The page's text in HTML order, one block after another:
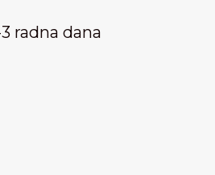
radna dana